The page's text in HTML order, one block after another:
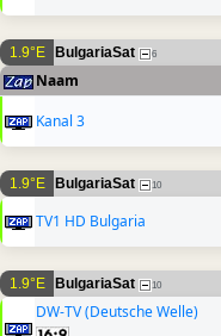
1.9°E BulgariaSat 6
Naam
Kanal 3
1.9°E BulgariaSat 10
TV1 HD Bulgaria
1.9°E BulgariaSat 10
DW-TV (Deutsche Welle)